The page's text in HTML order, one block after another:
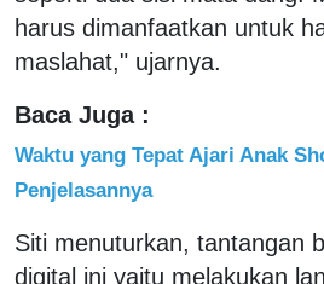
harus dimanfaatkan untuk
maslahat," ujarnya.
Baca Juga :
Waktu yang Tepat Ajari Anak
Penjelasannya
Siti menuturkan, tantangan
digital ini yaitu melakukan